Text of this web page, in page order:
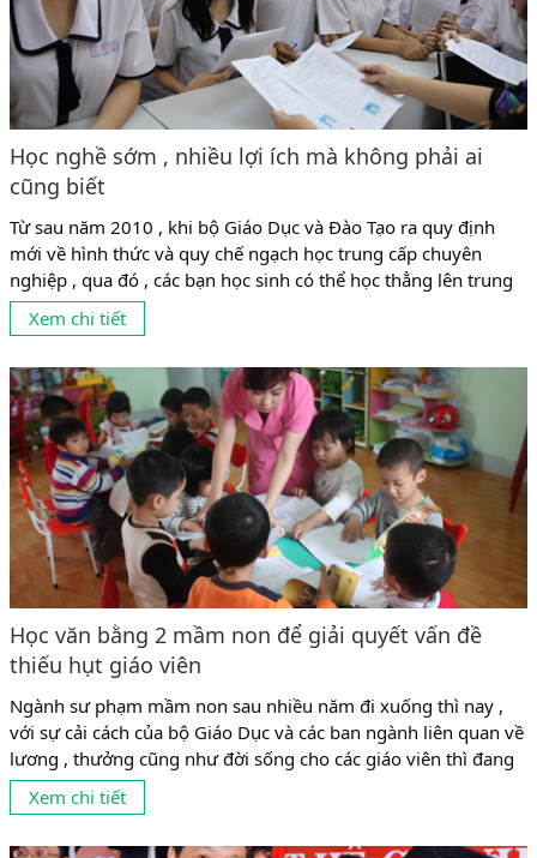
Học nghề sớm , nhiều lợi ích mà không phải ai
cũng biết
Từ sau năm 2010 , khi bộ Giáo Dục và Đào Tạo ra quy định
mới về hình thức và quy chế ngạch học trung cấp chuyên
nghiệp , qua đó , các bạn học sinh có thể học thẳng lên trung
cấp mà không cần phải qua trung học phổ thông thì hệ trung
cấp trở thành lựa chọn...
Xem chi tiết
Học văn bằng 2 mầm non để giải quyết vấn đề
thiếu hụt giáo viên
Ngành sư phạm mầm non sau nhiều năm đi xuống thì nay ,
với sự cải cách của bộ Giáo Dục và các ban ngành liên quan về
lương , thưởng cũng như đời sống cho các giáo viên thì đang
có dấu hiệu phát triển mạnh trở lại . Tuy nhiên , tình trạng
cung không đủ cầu ,...
Xem chi tiết